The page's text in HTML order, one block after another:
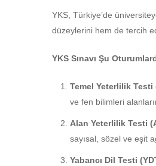
YKS, Türkiye’de
düzeylerini hem de tercih
YKS Sınavı Şu
Temel Yeterlilik Testi
ve fen bilimleri
Alan Yeterlilik Testi
sayısal, sözel ve eşit
Yabancı Dil Testi